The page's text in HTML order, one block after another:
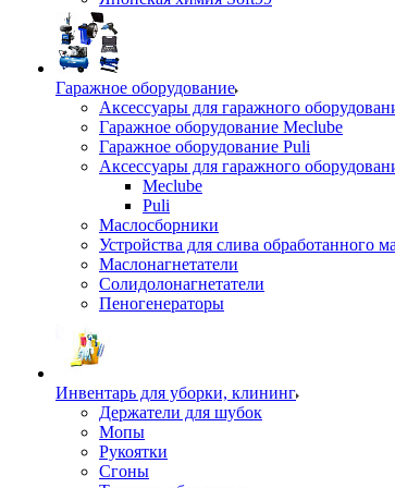
Гаражное оборудование
Аксессуары для гаражного
Гаражное оборудование Meclube
Гаражное оборудование Puli
Аксессуары для гаражного
Meclube
Puli
Маслосборники
Устройства для слива обработанного
Маслонагнетатели
Солидолонагнетатели
Пеногенераторы
Инвентарь для уборки, клининг
Держатели для шубок
Мопы
Рукоятки
Сгоны